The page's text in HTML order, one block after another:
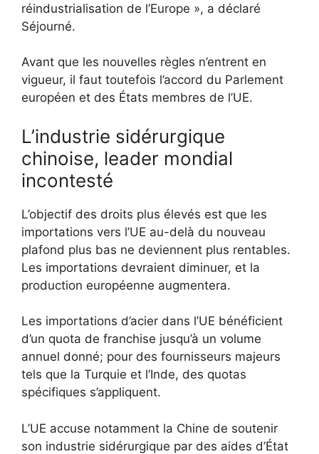
réindustrialisation de l’Europe », a déclaré
Séjourné.
Avant que les nouvelles règles n’entrent en
vigueur, il faut toutefois l’accord du Parlement
européen et des États membres de l’UE.
L’industrie sidérurgique
chinoise, leader mondial
incontesté
L’objectif des droits plus élevés est que les
importations vers l’UE au-delà du nouveau
plafond plus bas ne deviennent plus rentables.
Les importations devraient diminuer, et la
production européenne augmentera.
Les importations d’acier dans l’UE bénéficient
d’un quota de franchise jusqu’à un volume
annuel donné; pour des fournisseurs majeurs
tels que la Turquie et l’Inde, des quotas
spécifiques s’appliquent.
L’UE accuse notamment la Chine de soutenir
son industrie sidérurgique par des aides d’État